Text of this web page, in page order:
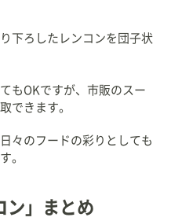
下ろしたレンコンを団子状
もOKですが、市販のスー
できます。
々のフードの彩りとしても
。
ン」まとめ